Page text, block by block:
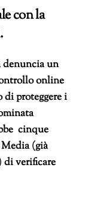
con la
denuncia un
online
proteggere i
cinque
(già
di verificare